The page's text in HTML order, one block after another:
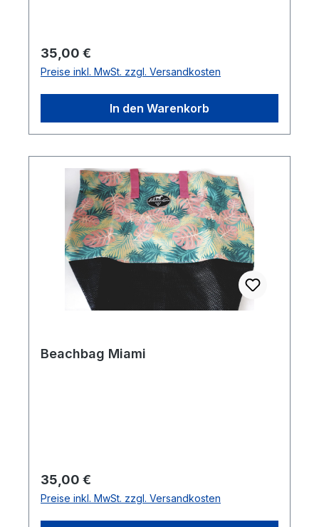
Regulärer Preis:
35,00 €
Preise inkl. MwSt. zzgl. Versandkosten
In den Warenkorb
Beachbag Miami
Regulärer Preis:
35,00 €
Preise inkl. MwSt. zzgl. Versandkosten